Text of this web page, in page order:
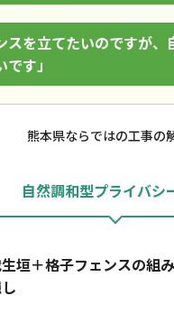
スを立てたいのですが
す」
熊本県ならではの工事の
自然調和型プライバシ
垣＋格子フェンスの組